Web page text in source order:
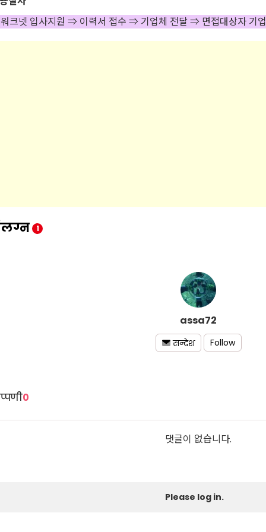
크넷 입사지원 ⇒ 이력서 접수 ⇒ 기업체 전달 ⇒ 면접대상자 기
1
assa72
सन्देश Follow
0
댓글이 없습니다.
Please log in.